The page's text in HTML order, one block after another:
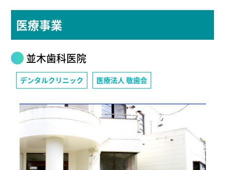
医療事業
並木歯科医院
デンタルクリニック 医療法人 敬歯会